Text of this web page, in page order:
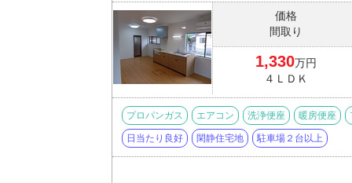
価格
間取り
1,330万円
４ＬＤＫ
プロパンガス エアコン 洗浄便座 暖房便座
日当たり良好 閑静住宅地 駐車場２台以上